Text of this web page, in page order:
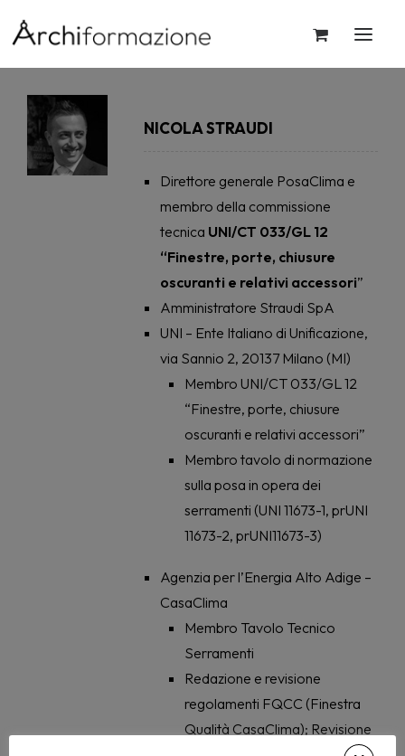
NICOLA STRAUDI
Direttore generale PosaClima e
membro della commissione
tecnica UNI/CT 033/GL 12
“Finestre, porte, chiusure
oscuranti e relativi accessori”
Amministratore Straudi SpA
UNI – Ente Italiano di Unificazione,
via Sannio 2, 20137 Milano (MI)
Membro UNI/CT 033/GL 12
“Finestre, porte, chiusure
oscuranti e relativi accessori”
Membro tavolo di normazione
sulla posa in opera dei
serramenti (UNI 11673-1, prUNI
11673-2, prUNI11673-3)
Agenzia per l’Energia Alto Adige –
CasaClima
Membro Tavolo Tecnico
Serramenti
Redazione e revisione
regolamenti FQCC (Finestra
Qualità CasaClima); Revisione